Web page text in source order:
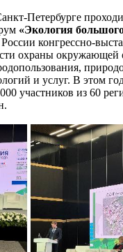
Петербурге
«Экология
конгрессно-
охраны окружающей
и услуг. В этом
участников из 60